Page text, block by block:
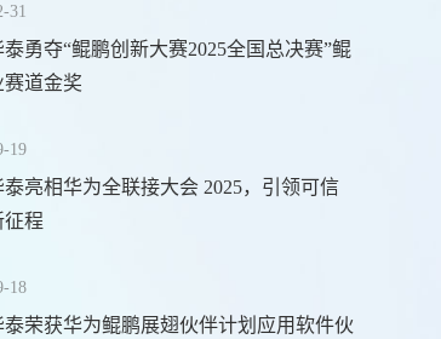
31
泰勇夺“鲲鹏创新大赛2025全国总决赛”鲲
赛道金奖
19
泰亮相华为全联接大会 2025，引领可信
征程
18
泰荣获华为鲲鹏展翅伙伴计划应用软件伙